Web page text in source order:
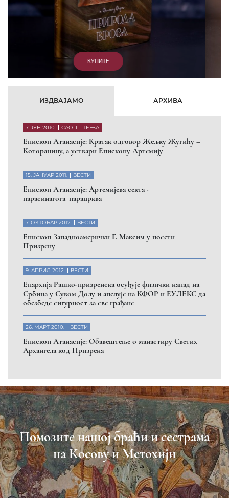
КУПИТЕ
ИЗДВАЈАМО АРХИВА
7. ЈУН 2010. САОПШТЕЊА
Eпископ Атанасије: Кратак одговор Жељку Жугићу –
Которанину, а уствари Епископу Артемију
15. ЈАНУАР 2011. ВЕСТИ
Eпископ Атанасије: Артемијева секта -
парасинагога=парацрква
7. ОКТОБАР 2012. ВЕСТИ
Eпископ Западноамерички Г. Максим у посети
Призрену
9. АПРИЛ 2012. ВЕСТИ
Eпархија Рашко-призренска осуђује физички напад на
Србина у Сувом Долу и апелује на КФОР и ЕУЛЕКС да
обезбеде сигурност за све грађане
26. МАРТ 2010. ВЕСТИ
Eпископ Атанасије: Обавештење о манастиру Светих
Архангела код Призрена
Помозите нашој браћи и сестрама
на Косову и Метохији